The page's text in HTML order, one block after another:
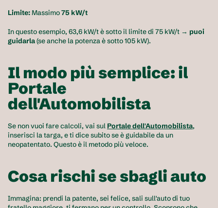
Limite: Massimo 75 kW/t
In questo esempio, 63,6 kW/t è sotto il limite di 75 kW/t → puoi
guidarla (se anche la potenza è sotto 105 kW).
Il modo più semplice: il
Portale
dell'Automobilista
Se non vuoi fare calcoli, vai sul Portale dell'Automobilista,
inserisci la targa, e ti dice subito se è guidabile da un
neopatentato. Questo è il metodo più veloce.
Cosa rischi se sbagli auto
Immagina: prendi la patente, sei felice, sali sull'auto di tuo